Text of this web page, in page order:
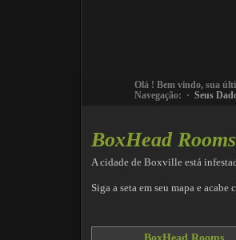
Olá ! Bem vindo, sua
Navegação: · Seus
BoxHead Rooms
A cidade de Boxville está
Siga a seta em seu mapa e